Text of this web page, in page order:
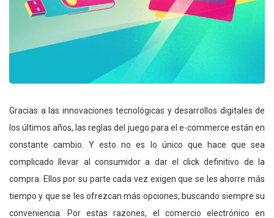
Gracias a las innovaciones tecnológicas y desarrollos digitales de
los últimos años, las reglas del juego para el e-commerce están en
constante cambio. Y esto no es lo único que hace que sea
complicado llevar al consumidor a dar el click definitivo de la
compra. Ellos por su parte cada vez exigen que se les ahorre más
tiempo y que se les ofrezcan más opciones, buscando siempre su
conveniencia. Por estas razones, el comercio electrónico en